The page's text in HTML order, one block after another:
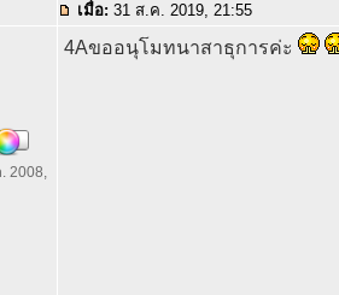
เมื่อ: 31 ส.ค. 2019, 21:55
2008,
4Aขออนุโมทนาสาธุการค่ะ